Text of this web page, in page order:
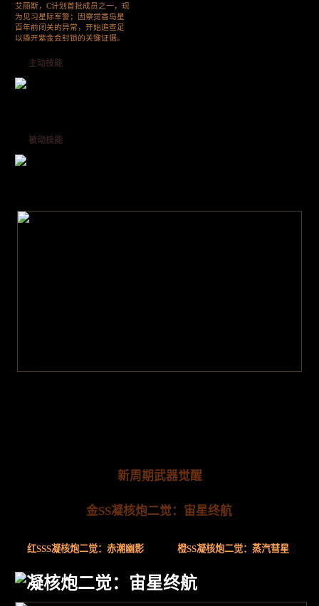
艾丽斯，C计划首批成员之一，现
为见习星际军警；因察觉香岛星
百年前闭关的异常，开始追查足
以撬开紫金会封锁的关键证据。
主动技能
被动技能
新周期武器觉醒
金SS凝核炮二觉：宙星终航
红SSS凝核炮二觉：赤潮幽影 橙SS凝核炮二觉：蒸汽彗星
凝核炮二觉：宙星终航